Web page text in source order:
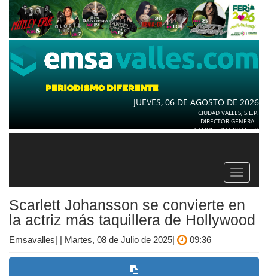
JUEVES, 06 DE AGOSTO DE 2026
CIUDAD VALLES, S.L.P.
DIRECTOR GENERAL.
SAMUEL ROA BOTELLO
Toggle
Scarlett Johansson se convierte en
la actriz más taquillera de Hollywood
Emsavalles| | Martes, 08 de Julio de 2025| 09:36